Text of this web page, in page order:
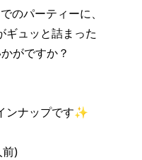
資料
店の方）
のパーティーに、
ギュッと詰まった
がですか？
ンナップです✨
)